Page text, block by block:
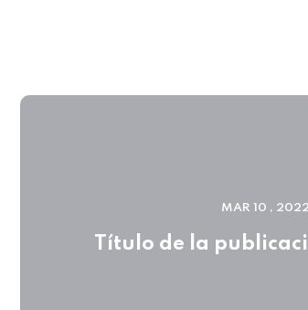
MAR 10 , 2022
Título de la